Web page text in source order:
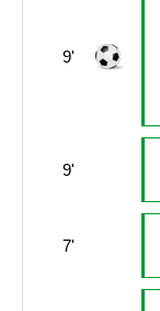
9'
9'
7'